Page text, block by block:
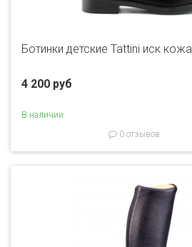
Ботинки детские Tattini иск кожа
4 200 руб
В наличии
0 отзывов